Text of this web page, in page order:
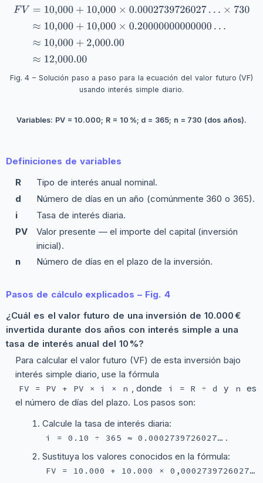
Fig. 4 – Solución paso a paso para la ecuación del valor futuro (VF)
usando interés simple diario.
Variables: PV = 10.000; R = 10 %; d = 365; n = 730 (dos años).
Definiciones de variables
R
Tipo de interés anual nominal.
d
Número de días en un año (comúnmente 360 o 365).
i
Tasa de interés diaria.
PV
Valor presente — el importe del capital (inversión
inicial).
n
Número de días en el plazo de la inversión.
Pasos de cálculo explicados – Fig. 4
¿Cuál es el valor futuro de una inversión de 10.000 €
invertida durante dos años con interés simple a una
tasa de interés anual del 10 %?
Para calcular el valor futuro (VF) de esta inversión bajo
interés simple diario, use la fórmula
FV = PV + PV × i × n , donde i = R ÷ d y n
es
el número de días del plazo. Los pasos son:
Calcule la tasa de interés diaria:
i = 0.10 ÷ 365 ≈ 0.0002739726027… .
Sustituya los valores conocidos en la fórmula:
FV = 10.000 + 10.000 × 0,0002739726027…